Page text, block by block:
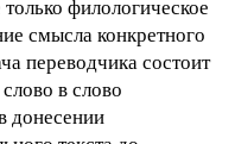
филологическое
смысла конкретного
переводчика состоит
в слово
донесении